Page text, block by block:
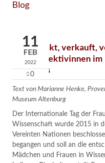
Blog
11
FEB
2022
0
Verschenkt, verkauft,
Kunstdetektivinnen
Museums
Text von Marianne Henke,
Museum Altenburg
Der Internationale Tag der
Wissenschaft wurde 2015 in
Vereinten Nationen
begangen und soll an die
Mädchen und Frauen in